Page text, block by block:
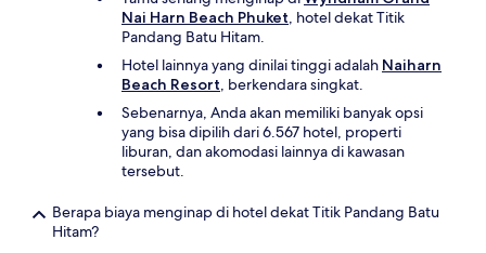
Nai Harn Beach Phuket, hotel dekat Titik
Pandang Batu Hitam.
Hotel lainnya yang dinilai tinggi adalah Naiharn
Beach Resort, berkendara singkat.
Sebenarnya, Anda akan memiliki banyak opsi
yang bisa dipilih dari 6.567 hotel, properti
liburan, dan akomodasi lainnya di kawasan
tersebut.
Berapa biaya menginap di hotel dekat Titik Pandang Batu
Hitam?